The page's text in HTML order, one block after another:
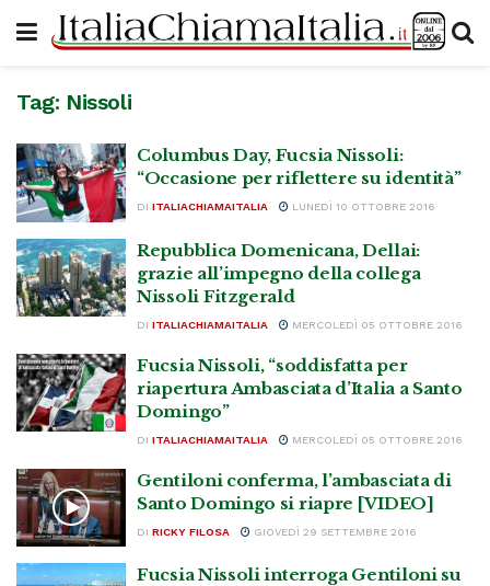
Tag: Nissoli
Columbus Day, Fucsia Nissoli:
“Occasione per riflettere su identità”
DI ITALIACHIAMAITALIA LUNEDÌ 10 OTTOBRE 2016
Repubblica Domenicana, Dellai:
grazie all’impegno della collega
Nissoli Fitzgerald
DI ITALIACHIAMAITALIA MERCOLEDÌ 05 OTTOBRE 2016
Fucsia Nissoli, “soddisfatta per
riapertura Ambasciata d’Italia a Santo
Domingo”
DI ITALIACHIAMAITALIA MERCOLEDÌ 05 OTTOBRE 2016
Gentiloni conferma, l’ambasciata di
Santo Domingo si riapre [VIDEO]
DI RICKY FILOSA GIOVEDÌ 29 SETTEMBRE 2016
Fucsia Nissoli interroga Gentiloni su